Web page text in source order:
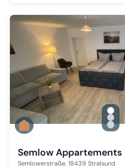
Zu
Zu
Zu
Semlow Appartements
Semlowerstraße, 18439 Stralsund